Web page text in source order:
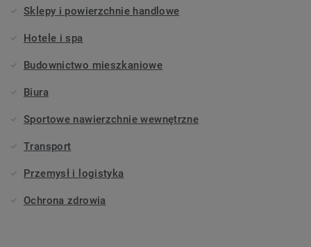
Sklepy i powierzchnie handlowe
Hotele i spa
Budownictwo mieszkaniowe
Biura
Sportowe nawierzchnie wewnętrzne
Transport
Przemysł i logistyka
Ochrona zdrowia